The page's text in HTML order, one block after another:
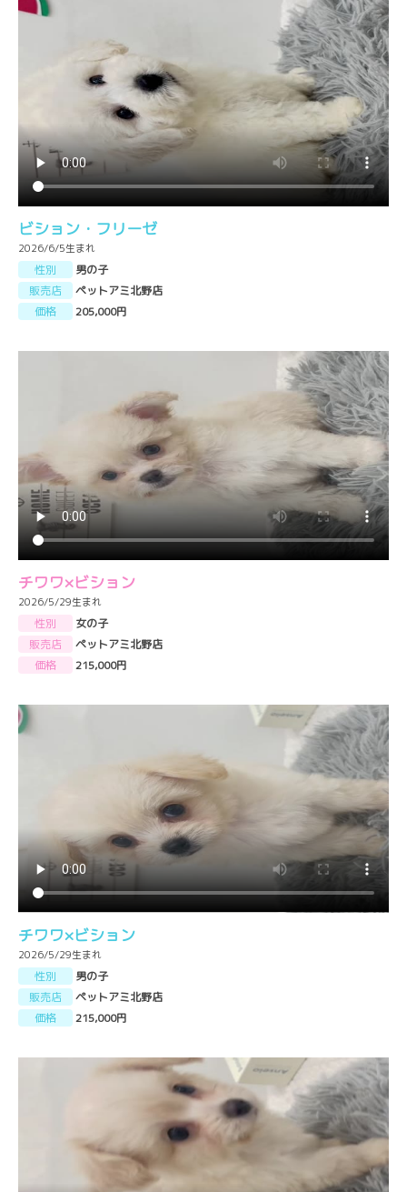
ビション・フリーゼ
2026/6/5生まれ
性別
男の子
販売店
ペットアミ北野店
価格
205,000円
チワワ×ビション
2026/5/29生まれ
性別
女の子
販売店
ペットアミ北野店
価格
215,000円
チワワ×ビション
2026/5/29生まれ
性別
男の子
販売店
ペットアミ北野店
価格
215,000円